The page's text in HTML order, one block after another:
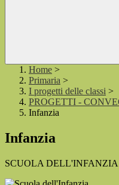
Home >
Primaria >
I progetti delle classi >
PROGETTI -
Infanzia
Infanzia
SCUOLA DELL'INFANZIA